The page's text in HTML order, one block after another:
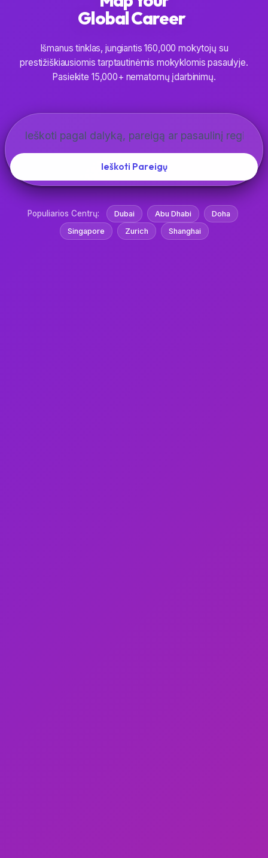
GlobalCareer
Išmanus tinklas, jungiantis 160,000 mokytojų su
prestižiškiausiomis tarptautinėmis mokyklomis pasaulyje.
Pasiekite 15,000+ nematomų įdarbinimų.
Ieškoti Pareigų
Populiarios Centrų: Dubai Abu Dhabi
Doha
Singapore
Zurich Shanghai